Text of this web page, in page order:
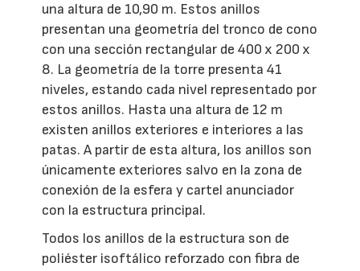
una altura de 10,90 m. Estos anillos
presentan una geometría del tronco de cono
con una sección rectangular de 400 x 200 x
8. La geometría de la torre presenta 41
niveles, estando cada nivel representado por
estos anillos. Hasta una altura de 12 m
existen anillos exteriores e interiores a las
patas. A partir de esta altura, los anillos son
únicamente exteriores salvo en la zona de
conexión de la esfera y cartel anunciador
con la estructura principal.
Todos los anillos de la estructura son de
poliéster isoftálico reforzado con fibra de